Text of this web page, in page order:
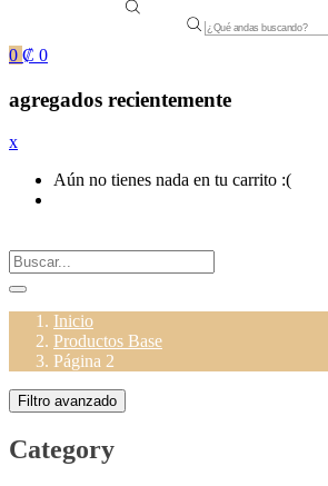
Products
search
0 ₡ 0
agregados recientemente
x
Aún no tienes nada en tu carrito :(
Inicio
Productos Base
Página 2
Filtro avanzado
Category